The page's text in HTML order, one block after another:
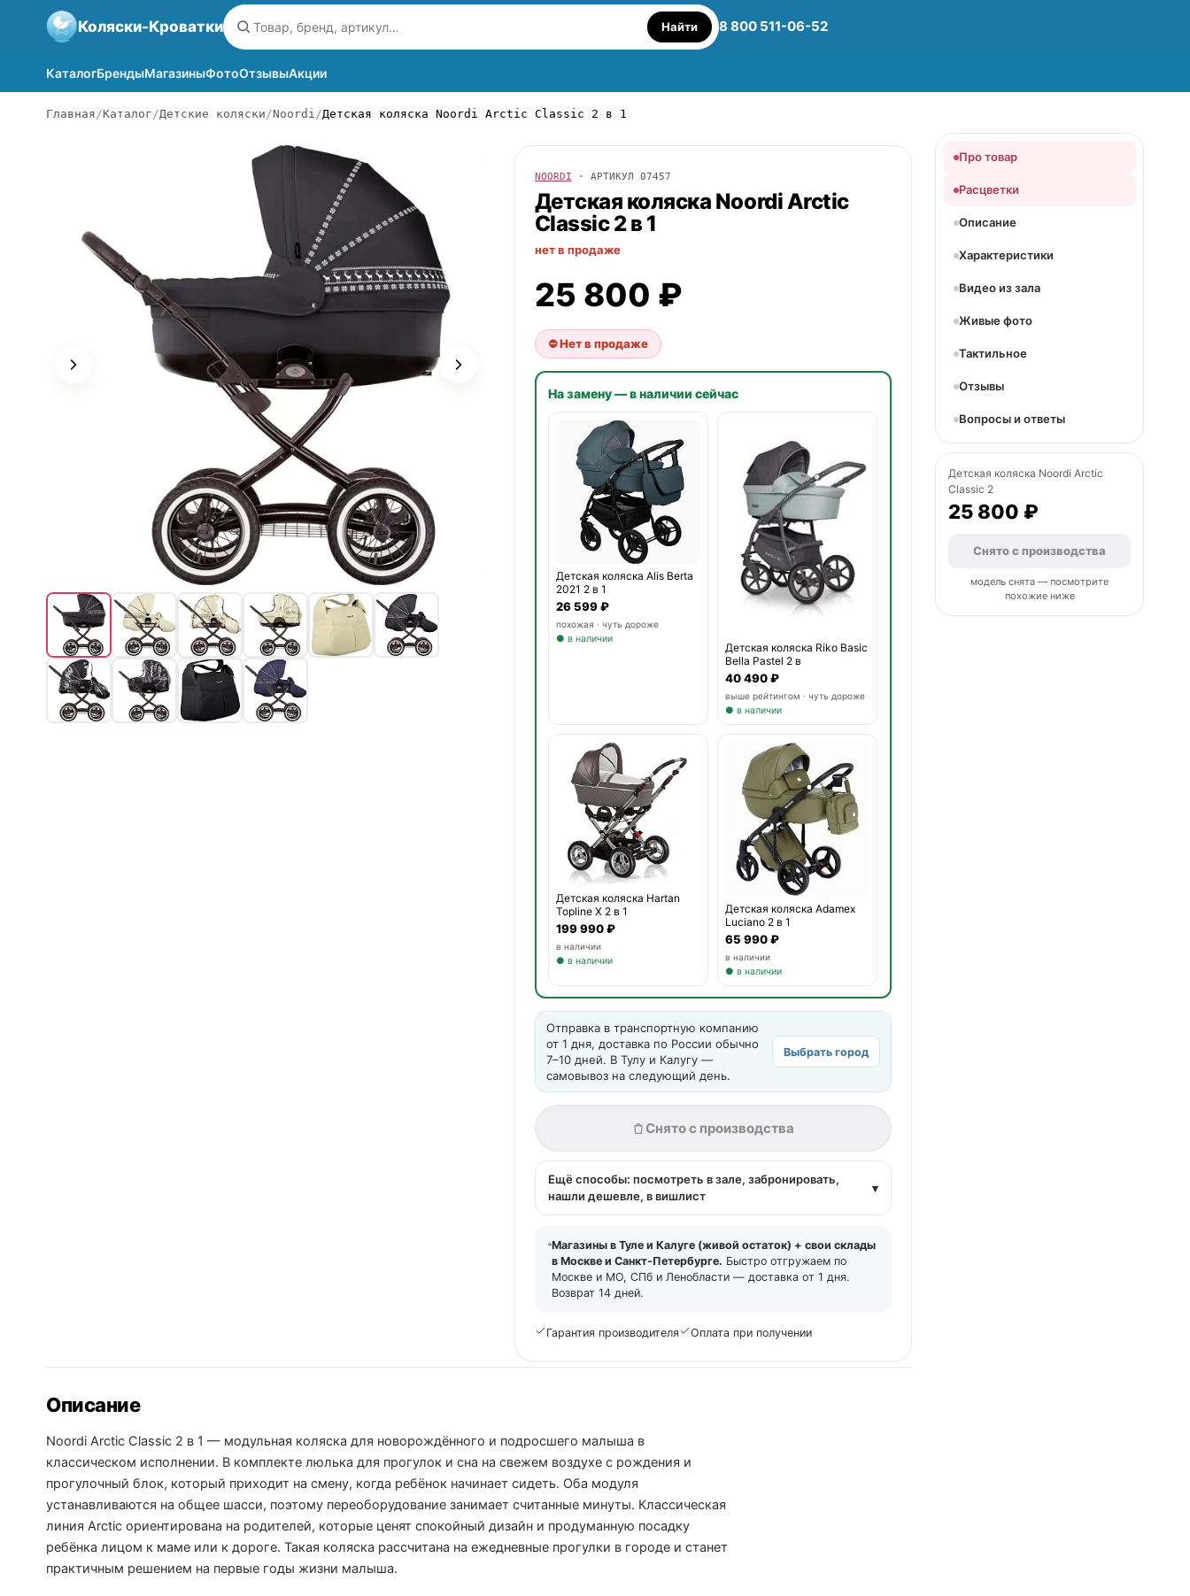
Коляски-Кроватки Найти 8 800 511-06-52
КаталогБрендыМагазиныФотоОтзывыАкции
Главная Каталог Детские коляски Noordi Детская коляска Noordi Arctic Classic 2 в 1
NOORDI · АРТИКУЛ 07457
Детская коляска NoordiArctic
Classic 2 в 1
нет в продаже
25 800 ₽
⛔ Нет в продаже
На замену — в наличии сейчас
Детская коляска Alis Berta
2021 2 в 1
26 599 ₽
похожая · чуть дороже
● в наличии
Детская коляска Riko Basic
Bella Pastel 2 в
40 490 ₽
выше рейтингом · чуть дороже
● в наличии
Детская коляска Hartan
Topline X 2 в 1
199 990 ₽
в наличии
● в наличии
Детская коляска Adamex
Luciano 2 в 1
65 990 ₽
в наличии
● в наличии
Отправка в транспортную компанию
от 1 дня, доставка по России обычно
7–10 дней. В Тулу и Калугу —
самовывоз на следующий день.
Выбрать город
Снято с производства
Ещё способы: посмотреть в зале, забронировать,
нашли дешевле, в вишлист
▾
Магазины в Туле и Калуге (живой остаток) + свои склады
в Москве и Санкт-Петербурге. Быстро отгружаем по
Москве и МО, СПб и Ленобласти — доставка от 1 дня.
Возврат 14 дней.
Гарантия производителя Оплата при получении
Описание
Noordi Arctic Classic 2 в 1 — модульная коляска для новорождённого и подросшего малыша в
классическом исполнении. В комплекте люлька для прогулок и сна на свежем воздухе с рождения и
прогулочный блок, который приходит на смену, когда ребёнок начинает сидеть. Оба модуля
устанавливаются на общее шасси, поэтому переоборудование занимает считанные минуты. Классическая
линия Arctic ориентирована на родителей, которые ценят спокойный дизайн и продуманную посадку
ребёнка лицом к маме или к дороге. Такая коляска рассчитана на ежедневные прогулки в городе и станет
практичным решением на первые годы жизни малыша.
Про товар
Расцветки
Описание
Характеристики
Видео из зала
Живые фото
Тактильное
Отзывы
Вопросы и ответы
Детская коляска Noordi Arctic
Classic 2
25 800 ₽
Снято с производства
модель снята — посмотрите
похожие ниже